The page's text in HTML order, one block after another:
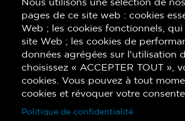
Nous utilisons une sélection de
pages de ce site web : cookies
Web ; les cookies fonctionnels,
site Web ; les cookies de
données agrégées sur l'utilisation
choisissez « ACCEPTER TOUT »,
cookies. Vous pouvez à tout
cookies et révoquer votre
Politique de confidentialité